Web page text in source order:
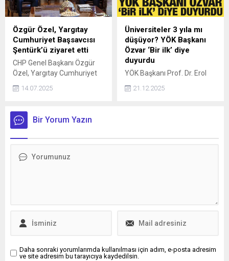
açıklamada, "TSK her türlü
görevi üstlenmeye hazırdır"
denildi.
Özgür Özel, Yargıtay
Cumhuriyet Başsavcısı
Şentürk’ü ziyaret etti
CHP Genel Başkanı Özgür
Özel, Yargıtay Cumhuriyet
ziyaret etti.
14.07.2025
Üniversiteler 3 yıla mı
düşüyor? YÖK Başkanı
Özvar ‘Bir ilk’ diye
duyurdu
YÖK Başkanı Prof. Dr. Erol
sömestir mantığıyla
21.12.2025
Bir Yorum Yazın
Daha sonraki yorumlarımda kullanılması için adım, e-posta adresim
ve site adresim bu tarayıcıya kaydedilsin.